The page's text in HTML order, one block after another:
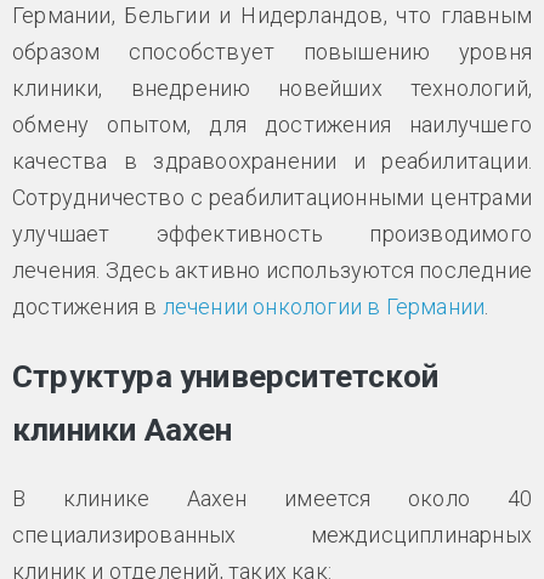
Германии, Бельгии и Нидерландов, что главным
образом способствует повышению уровня
клиники, внедрению новейших технологий,
обмену опытом, для достижения наилучшего
качества в здравоохранении и реабилитации.
Сотрудничество с реабилитационными центрами
улучшает эффективность производимого
лечения. Здесь активно используются последние
достижения в лечении онкологии в Германии
Структура университетской
клиники Аахен
В клинике Аахен имеется около 40
специализированных междисциплинарных
клиник и отделений, таких как: